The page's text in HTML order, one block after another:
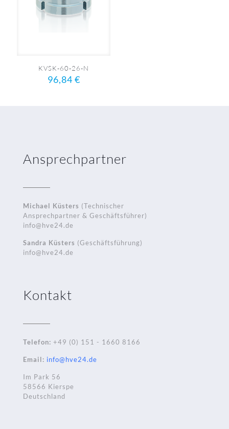
KVSK-60-26-N
96,84 €
Ansprechpartner
Michael Küsters (Technischer
Ansprechpartner & Geschäftsführer)
info@hve24.de
Sandra Küsters (Geschäftsführung)
info@hve24.de
Kontakt
Telefon: +49 (0) 151 - 1660 8166
Email: info@hve24.de
Im Park 56
58566 Kierspe
Deutschland